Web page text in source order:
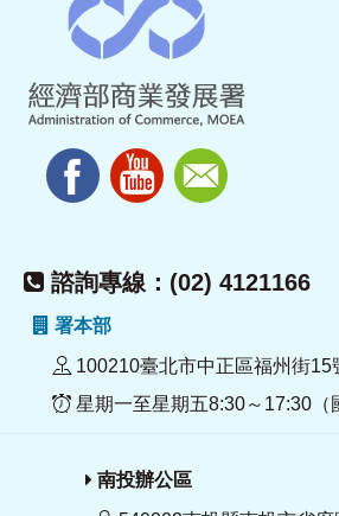
諮詢專線：(02) 4121166
署本部
100210臺北市中正區福州街15
星期一至星期五8:30～17:30（
南投辦公區